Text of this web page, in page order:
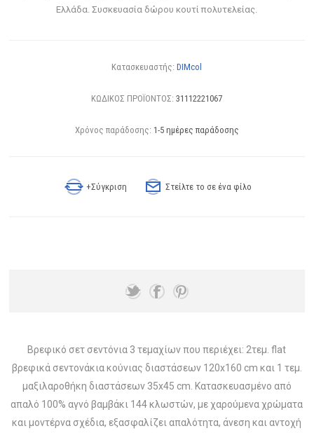
Ελλάδα. Συσκευασία δώρου κουτί πολυτελείας.
Κατασκευαστής: DIMcol
ΚΩΔΙΚΟΣ ΠΡΟΪΟΝΤΟΣ: 31112221067
Χρόνος παράδοσης: 1-5 ημέρες παράδοσης
+Σύγκριση Στείλτε το σε ένα φίλο
Βρεφικό σετ σεντόνια 3 τεμαχίων που περιέχει: 2τεμ. flat
βρεφικά σεντονάκια κούνιας διαστάσεων 120x160 cm και 1 τεμ.
μαξιλαροθήκη διαστάσεων 35x45 cm. Κατασκευασμένο από
απαλό 100% αγνό βαμβάκι 144 κλωστών, με χαρούμενα χρώματα
και μοντέρνα σχέδια, εξασφαλίζει απαλότητα, άνεση και αντοχή